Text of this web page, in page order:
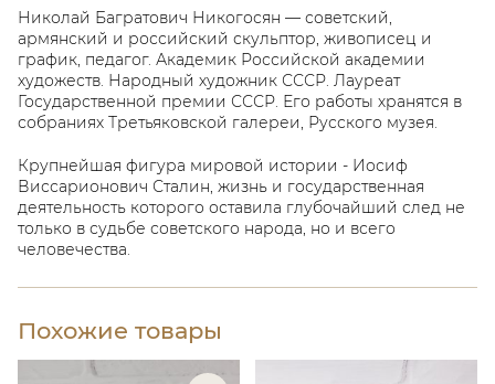
Николай Багратович Никогосян — советский,
армянский и российский скульптор, живописец и
график, педагог. Академик Российской академии
художеств. Народный художник СССР. Лауреат
Государственной премии СССР. Его работы хранятся в
собраниях Третьяковской галереи, Русского музея.
Крупнейшая фигура мировой истории - Иосиф
Виссарионович Сталин, жизнь и государственная
деятельность которого оставила глубочайший след не
только в судьбе советского народа, но и всего
человечества.
Похожие товары